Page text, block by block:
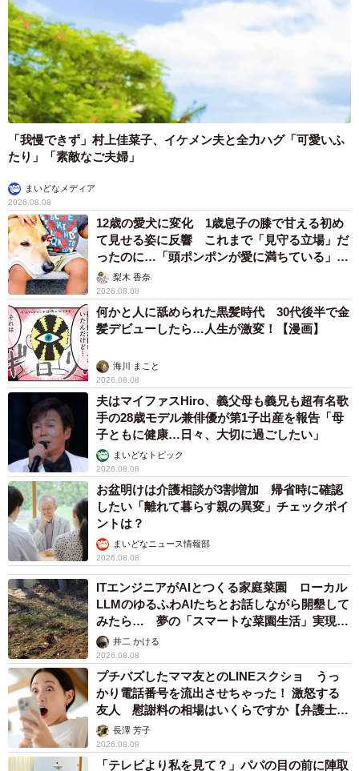
「我慢できず」村上佳菜子、イケメン夫と全力ハグ「可愛いふ
たり」「素敵なご夫婦」
まいどなメディア
2026.08.08
12歳の愛犬に変化 1歳息子の膝で甘える初め
て見せる姿に反響 これまで「見守る立場」だ
ったのに…「頭ポンポンが愛に満ちている」
「尊…」
梨木 香奈
2026.08.08
何かと人に舐められた黒髪時代 30代後半で金
髪デビューしたら…人生が激変！【漫画】
海川 まこと
2026.08.08
夫はマイファスHiro、義父母も義兄も超有名歌
手の28歳モデル兼俳優が第1子出産を報告「母
子ともに健康…日々、大切に過ごしたい」
まいどなトピック
2026.08.08
お盆明けは介護相談が3割増加 帰省時に確認
したい「離れて暮らす親の異変」チェックポイ
ントは？
まいどなニュース情報部
2026.08.08
ITエンジニアがAIとつくる家庭菜園 ローカル
LLMのゆるふわAIたちとお話しながら開墾して
みたら… 夢の「スマートな菜園生活」実現な
るか井二 かける
2026.08.08
プチバズしたママ友とのLINEスクショ うっ
かり電話番号を流出させちゃった！ 激怒する
友人 慰謝料の相場はいくらですか【弁護士が
解説】長澤 芳子
2026.08.08
「テレビより私を見て？」パパの目の前に陣取